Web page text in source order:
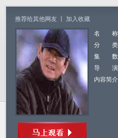
推荐给其他网友 加入收藏
名 称
分 类
集 数
导 演
内容简介